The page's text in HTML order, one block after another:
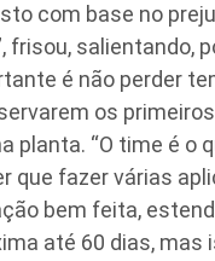
com base no
frisou, salientando,
é não perder
os
planta. “O time é o
que fazer várias
bem feita,
até 60 dias, mas